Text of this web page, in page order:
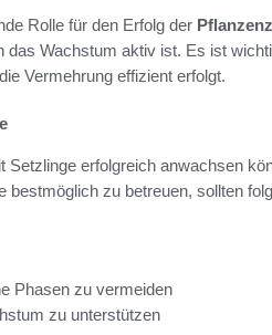
Rolle für den Erfolg der
Wachstum aktiv ist. Es ist
Vermehrung effizient erfolgt.
erfolgreich anwachsen
bestmöglich zu betreuen, sollten
Phasen zu vermeiden
zu unterstützen